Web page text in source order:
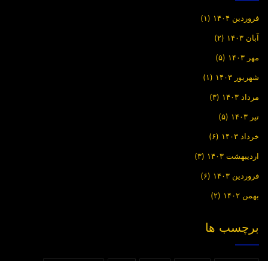
فروردین ۱۴۰۴ (۱)
آبان ۱۴۰۳ (۲)
مهر ۱۴۰۳ (۵)
شهریور ۱۴۰۳ (۱)
مرداد ۱۴۰۳ (۳)
تیر ۱۴۰۳ (۵)
خرداد ۱۴۰۳ (۶)
اردیبهشت ۱۴۰۳ (۳)
فروردین ۱۴۰۳ (۶)
بهمن ۱۴۰۲ (۲)
برچسب ها